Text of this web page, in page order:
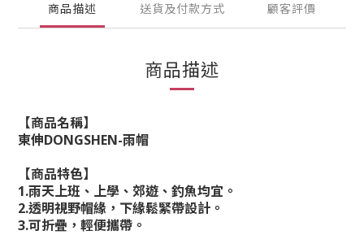
商品描述 送貨及付款方式 顧客評價
商品描述
【商品名稱】
東伸DONGSHEN-雨帽
【商品特色】
1.雨天上班、上學、郊遊、釣魚均宜。
2.透明視野帽緣，下緣鬆緊帶設計。
3.可折疊，輕便攜帶。